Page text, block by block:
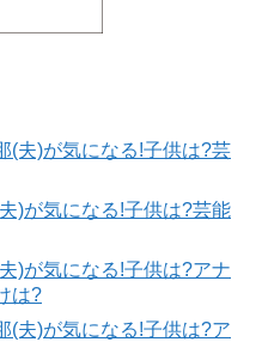
(夫)が気になる!子供は?芸
)が気になる!子供は?芸能
)が気になる!子供は?アナ
は?
(夫)が気になる!子供は?ア